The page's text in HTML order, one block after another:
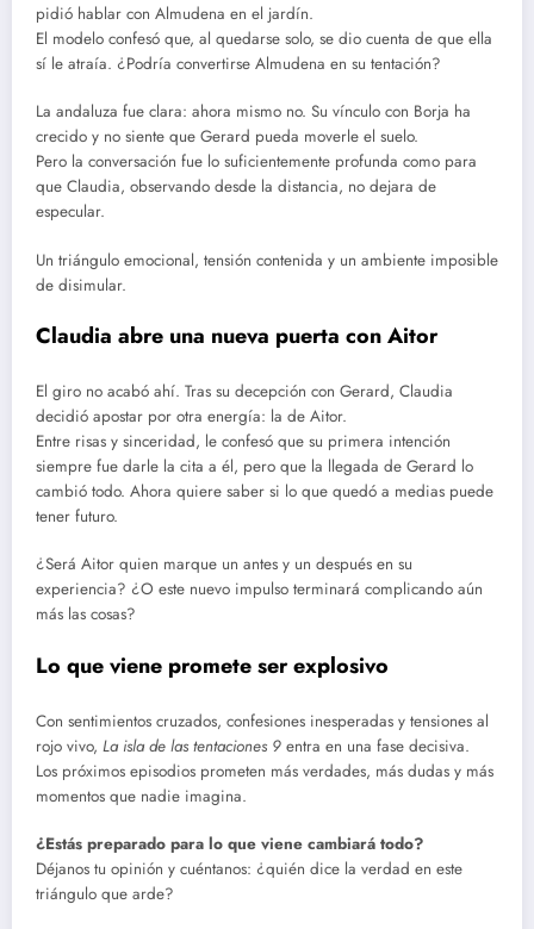
pidió hablar con Almudena en el jardín.
El modelo confesó que, al quedarse solo, se dio cuenta de que ella
sí le atraía. ¿Podría convertirse Almudena en su tentación?
La andaluza fue clara: ahora mismo no. Su vínculo con Borja ha
crecido y no siente que Gerard pueda moverle el suelo.
Pero la conversación fue lo suficientemente profunda como para
que Claudia, observando desde la distancia, no dejara de
especular.
Un triángulo emocional, tensión contenida y un ambiente imposible
de disimular.
Claudia abre una nueva puerta con Aitor
El giro no acabó ahí. Tras su decepción con Gerard, Claudia
decidió apostar por otra energía: la de Aitor.
Entre risas y sinceridad, le confesó que su primera intención
siempre fue darle la cita a él, pero que la llegada de Gerard lo
cambió todo. Ahora quiere saber si lo que quedó a medias puede
tener futuro.
¿Será Aitor quien marque un antes y un después en su
experiencia? ¿O este nuevo impulso terminará complicando aún
más las cosas?
Lo que viene promete ser explosivo
Con sentimientos cruzados, confesiones inesperadas y tensiones al
rojo vivo, La isla de las tentaciones 9 entra en una fase decisiva.
Los próximos episodios prometen más verdades, más dudas y más
momentos que nadie imagina.
¿Estás preparado para lo que viene cambiará todo?
Déjanos tu opinión y cuéntanos: ¿quién dice la verdad en este
triángulo que arde?